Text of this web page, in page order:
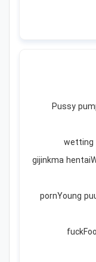
Pussy
wetting
gijinkma
pornYoung